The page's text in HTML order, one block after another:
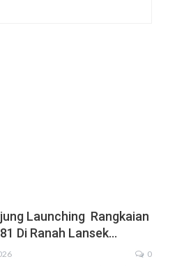
Launching Rangkaian
Di Ranah Lansek…
0